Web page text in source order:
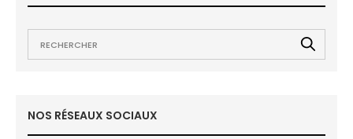
NOS RÉSEAUX SOCIAUX